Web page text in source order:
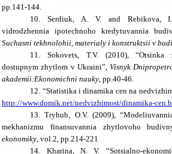
pp.141-144.
10. Serdiuk, A. V. and Rebikova,
vidrodzhennia ipotechnoho kredytuvannia
Suchasni tekhnolohii, materialy i konstruktsii v
11. Sokovets, T.V. (2010), “Otsinka
dostupnym zhytlom v Ukraini”,Visnyk
akademii:Ekonomichni nauky , pp.40-46.
12. “Statistika i dinamika cen na
http://www.domik.net/nedvizhimost/dinamika-
13. Tryhub, O.V. (2009),
mekhanizmu finansuvannia zhytlovoho
ekonomiky , vol.2, pp.214-221
14. Kharina, N. V. “Sotsialno-